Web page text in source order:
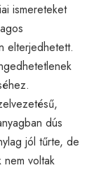
ismereteket
elterjedhetett.
dús
jól tűrte, de
nem voltak